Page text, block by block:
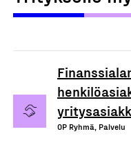
OP Ryhmä, Palvelu